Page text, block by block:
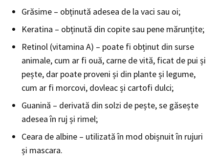
Grăsime – obținută adesea de la vaci sau oi;
Keratina – obținută din copite sau pene mărunțite;
Retinol (vitamina A) – poate fi obținut din surse
animale, cum ar fi ouă, carne de vită, ficat de pui și
pește, dar poate proveni și din plante și legume,
cum ar fi morcovi, dovleac și cartofi dulci;
Guanină – derivată din solzi de pește, se găsește
adesea în ruj și rimel;
Ceara de albine – utilizată în mod obișnuit în rujuri
și mascara.